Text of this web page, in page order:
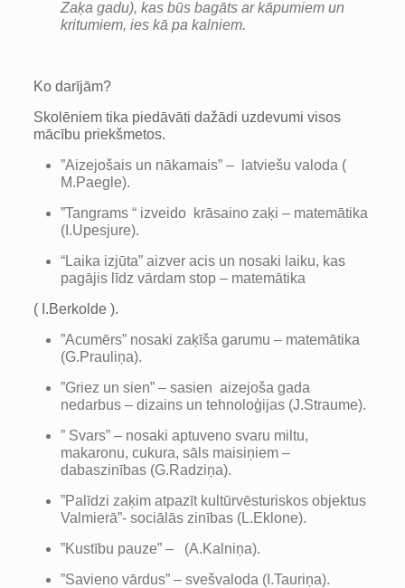
Zaķa gadu), kas būs bagāts ar kāpumiem un
kritumiem, ies kā pa kalniem.
Ko darījām?
Skolēniem tika piedāvāti dažādi uzdevumi visos
mācību priekšmetos.
”Aizejošais un nākamais” – latviešu valoda (
M.Paegle).
”Tangrams “ izveido krāsaino zaķi – matemātika
(I.Upesjure).
“Laika izjūta” aizver acis un nosaki laiku, kas
pagājis līdz vārdam stop – matemātika
( I.Berkolde ).
”Acumērs” nosaki zaķīša garumu – matemātika
(G.Prauliņa).
”Griez un sien” – sasien aizejoša gada
nedarbus – dizains un tehnoloģijas (J.Straume).
” Svars” – nosaki aptuveno svaru miltu,
makaronu, cukura, sāls maisiņiem –
dabaszinības (G.Radziņa).
”Palīdzi zaķim atpazīt kultūrvēsturiskos objektus
Valmierā”- sociālās zinības (L.Eklone).
”Kustību pauze” – (A.Kalniņa).
”Savieno vārdus” – svešvaloda (I.Tauriņa).